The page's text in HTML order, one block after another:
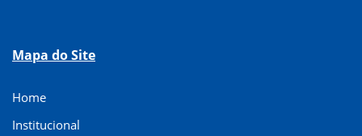
Mapa do Site
Home
Institucional